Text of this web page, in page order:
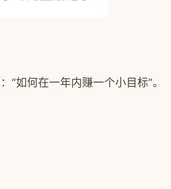
如何在一年内赚一个小目标”。